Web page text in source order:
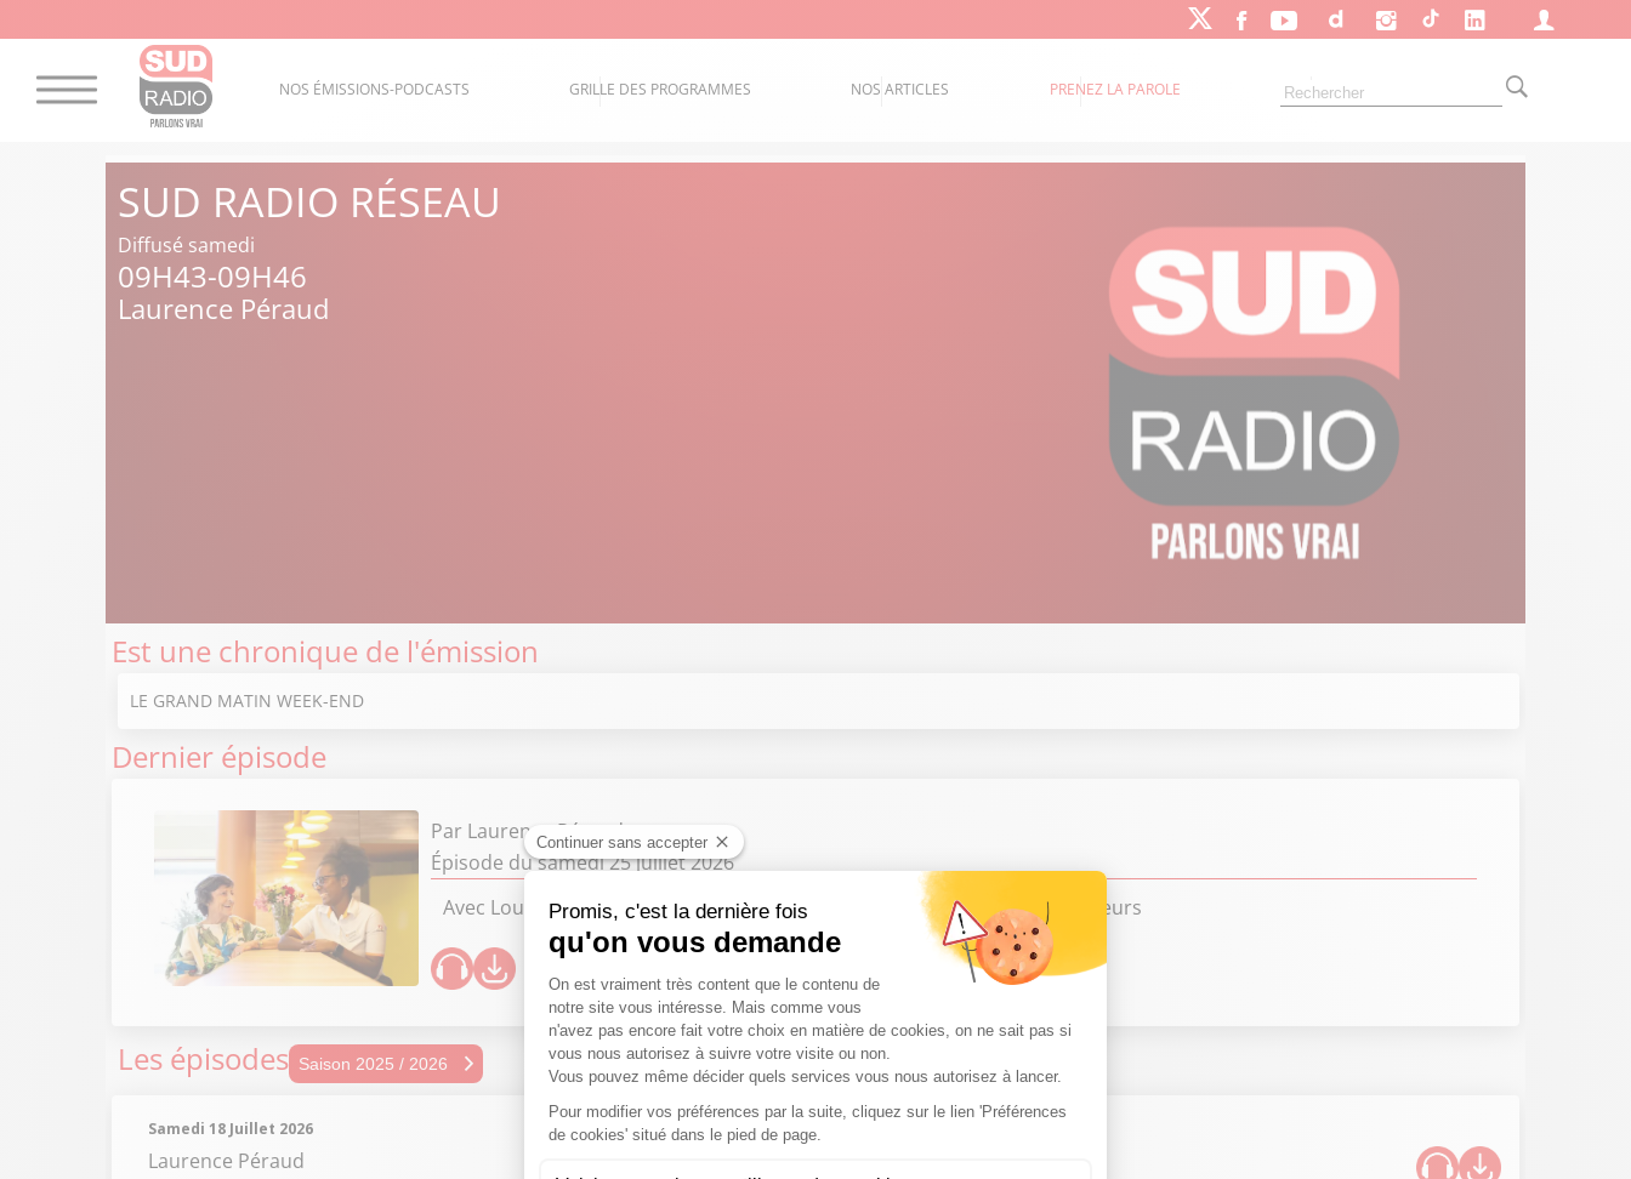
NOS ÉMISSIONS-PODCASTS GRILLE DES PROGRAMMES NOS ARTICLES PRENEZ LA PAROLE
SUD RADIO RÉSEAU
Diffusé samedi
09H43-09H46
Laurence Péraud
Est une chronique de l'émission
LE GRAND MATIN WEEK-END
Dernier épisode
Par Laurence Péraud
Épisode du samedi 25 juillet 2026
Avec Louis Deslus, on se demande comment trouver les bons interlocuteurs
Les épisodes Saison 2025 / 2026
Saison 2025 / 2026
Saison 2024 / 2025
Samedi 18 Juillet 2026
Laurence Péraud